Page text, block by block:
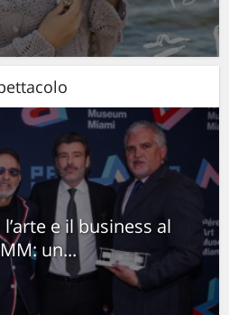
e il business al
un...